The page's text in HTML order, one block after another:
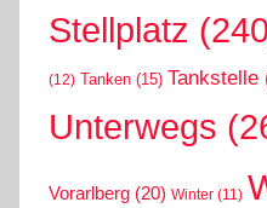
Stellplatz
(12) Tanken (15) Tankstelle
Unterwegs
Vorarlberg (20) Winter (11)